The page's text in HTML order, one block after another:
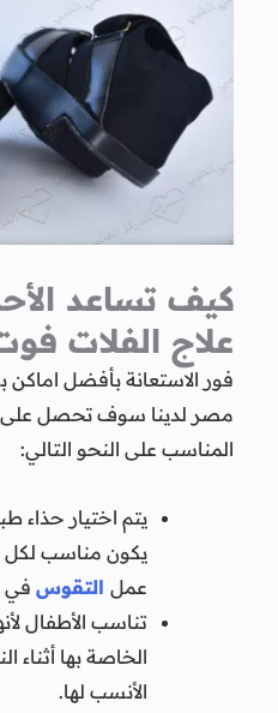
كيف تساعد
علاج الفلات
فور الاستعانة بأفضل
مصر لدينا سوف تحصل على
المناسب على النحو التالي:
يتم اختيار حذاء
يكون مناسب لكل
عملالتقوسفي
تناسب الأطفال
الخاصة بها أثناء
الأنسب لها.